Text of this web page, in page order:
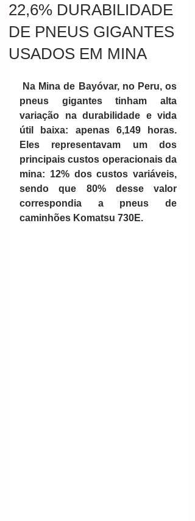
22,6% DURABILIDADE
DE PNEUS GIGANTES
USADOS EM MINA
Na Mina de Bayóvar, no Peru, os
pneus gigantes tinham alta
variação na durabilidade e vida
útil baixa: apenas 6,149 horas.
Eles representavam um dos
principais custos operacionais da
mina: 12% dos custos variáveis,
sendo que 80% desse valor
correspondia a pneus de
caminhões Komatsu 730E.